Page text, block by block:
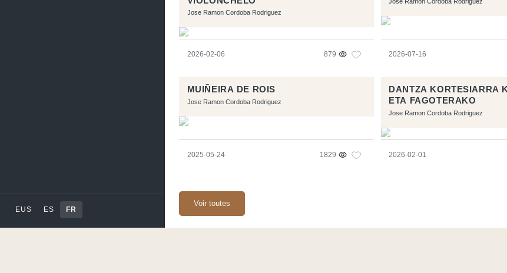
EUS ES FR
Jose Ramon Cordoba Rodriguez
2026-02-06 879 2026-07-16
MUIÑEIRA DE ROIS
Jose Ramon Cordoba Rodriguez
2025-05-24 1829
DANTZA KORTESIARRA
ETA FAGOTERAKO
Jose Ramon Cordoba Rodriguez
2026-02-01
Voir toutes